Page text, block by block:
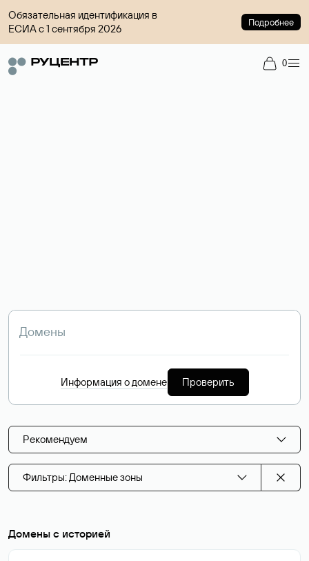
Обязательная идентификация в
ЕСИА с 1 сентября 2026
Подробнее
0
Информация о домене Проверить
Рекомендуем
Фильтры: Доменные зоны
Домены с историей